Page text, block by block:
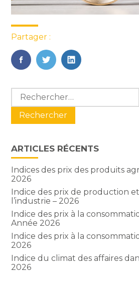
Partager :
FaceBook
TwitterLinkedIn
Blog
sidebar
Rechercher :
ARTICLES RÉCENTS
Indices des prix des produits
2026
Indice des prix de production
l’industrie – 2026
Indice des prix à la
Année 2026
Indice des prix à la
2026
Indice du climat des affaires
2026